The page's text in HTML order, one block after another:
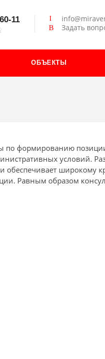
11
Задать
ОБЪЕКТЫ
по формированию
условий.
широкому
Равным образом